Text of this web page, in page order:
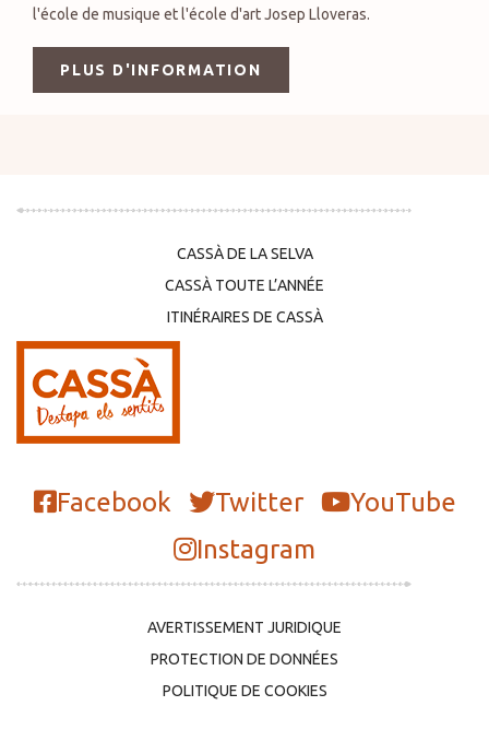
l'école de musique et l'école d'art Josep Lloveras.
PLUS D'INFORMATION
CASSÀ DE LA SELVA
CASSÀ TOUTE L’ANNÉE
ITINÉRAIRES DE CASSÀ
Facebook Twitter
YouTube
Instagram
AVERTISSEMENT JURIDIQUE
PROTECTION DE DONNÉES
POLITIQUE DE COOKIES